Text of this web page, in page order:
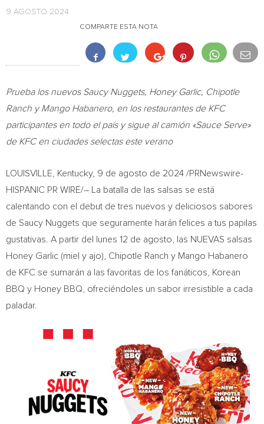
9 AGOSTO 2024
COMPARTE ESTA NOTA
Prueba los nuevos Saucy Nuggets, Honey Garlic, Chipotle
Ranch y Mango Habanero, en los restaurantes de KFC
participantes en todo el país y sigue al camión «Sauce Serve»
de KFC en ciudades selectas este verano
LOUISVILLE, Kentucky, 9 de agosto de 2024 /PRNewswire-
HISPANIC PR WIRE/– La batalla de las salsas se está
calentando con el debut de tres nuevos y deliciosos sabores
de Saucy Nuggets que seguramente harán felices a tus papilas
gustativas. A partir del lunes 12 de agosto, las NUEVAS salsas
Honey Garlic (miel y ajo), Chipotle Ranch y Mango Habanero
de KFC se sumarán a las favoritas de los fanáticos, Korean
BBQ y Honey BBQ, ofreciéndoles un sabor irresistible a cada
paladar.